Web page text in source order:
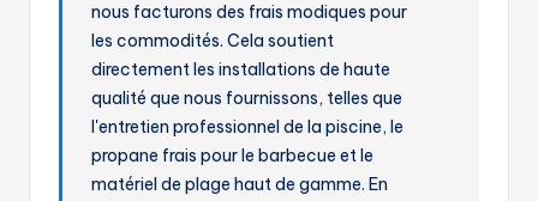
nous facturons des frais modiques pour
les commodités. Cela soutient
directement les installations de haute
qualité que nous fournissons, telles que
l'entretien professionnel de la piscine, le
propane frais pour le barbecue et le
matériel de plage haut de gamme. En